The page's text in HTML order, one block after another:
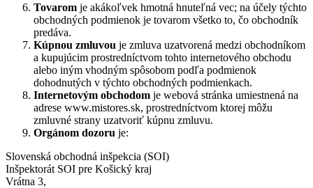
Tovarom je akákoľvek hmotná hnuteľná vec; na účely týchto
obchodných podmienok je tovarom všetko to, čo obchodník
predáva.
Kúpnou zmluvou je zmluva uzatvorená medzi obchodníkom
a kupujúcim prostredníctvom tohto internetového obchodu
alebo iným vhodným spôsobom podľa podmienok
dohodnutých v týchto obchodných podmienkach.
Internetovým obchodom je webová stránka umiestnená na
adrese www.mistores.sk, prostredníctvom ktorej môžu
zmluvné strany uzatvoriť kúpnu zmluvu.
Orgánom dozoru je:
Slovenská obchodná inšpekcia (SOI)
Inšpektorát SOI pre Košický kraj
Vrátna 3,